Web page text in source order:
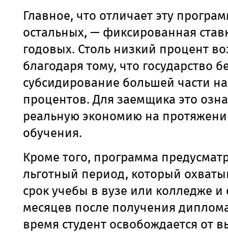
Главное, что отличает эту
остальных, — фиксированная
годовых. Столь низкий процент
благодаря тому, что государство
субсидирование большей части
процентов. Для заемщика это
реальную экономию на
обучения.
Кроме того, программа
льготный период, который
срок учебы в вузе или колледже и
месяцев после получения
время студент освобождается от